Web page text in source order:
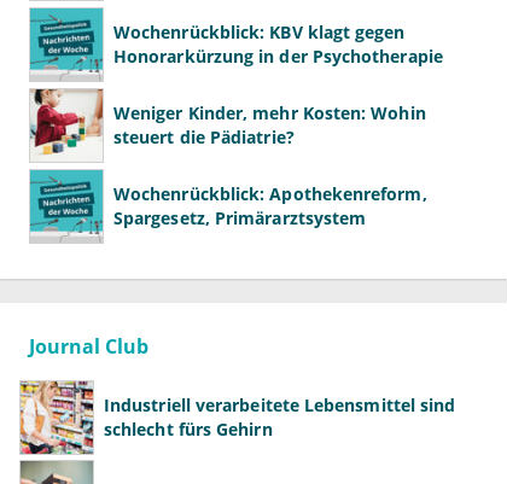
Wochenrückblick: KBV klagt gegen
Honorarkürzung in der Psychotherapie
Weniger Kinder, mehr Kosten: Wohin
steuert die Pädiatrie?
Wochenrückblick: Apothekenreform,
Spargesetz, Primärarztsystem
Journal Club
Industriell verarbeitete Lebensmittel sind
schlecht fürs Gehirn